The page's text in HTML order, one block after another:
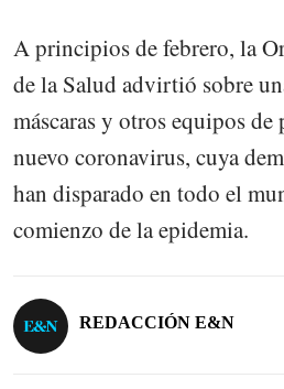
A principios de febrero, la
de la Salud advirtió sobre
máscaras y otros equipos
nuevo coronavirus, cuya
han disparado en todo el
comienzo de la epidemia.
REDACCIÓN E&N